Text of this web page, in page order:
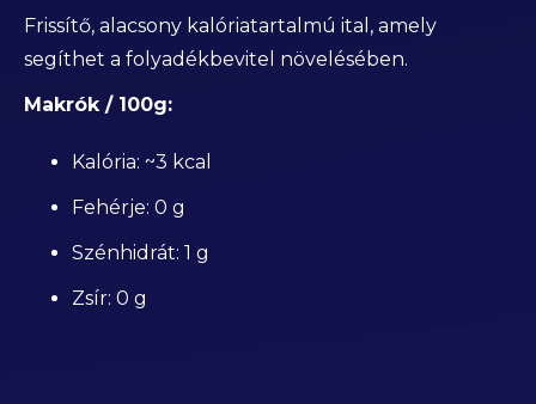
Frissítő, alacsony kalóriatartalmú ital, amely
segíthet a folyadékbevitel növelésében.
Makrók / 100g:
Kalória: ~3 kcal
Fehérje: 0 g
Szénhidrát: 1 g
Zsír: 0 g